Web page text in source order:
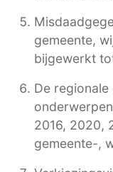
gemeente,
bijgewerkt
De
2016, 2020,
gemeente-,